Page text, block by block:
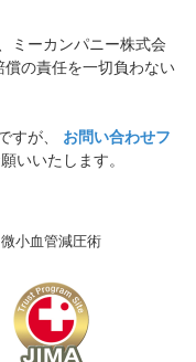
ミーカンパニー株式会
償の責任を一切負わない
すが、 お問い合わせフ
いいたします。
微小血管減圧術